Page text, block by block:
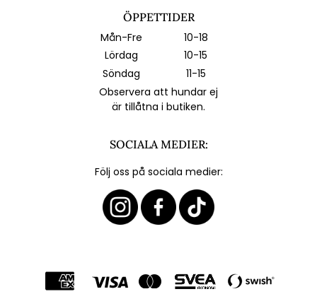
ÖPPETTIDER
Mån-Fre
10-18
Lördag
10-15
Söndag
11-15
Observera att hundar ej
är tillåtna i butiken.
SOCIALA MEDIER:
Följ oss på sociala medier: